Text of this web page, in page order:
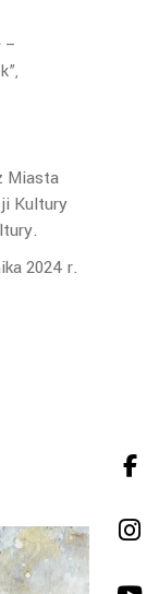
–
Miasta
Kultury
2024 r.